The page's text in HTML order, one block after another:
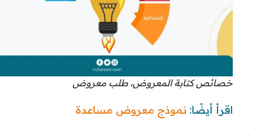
خصائص كتابة المعروض، طلب معروض
اقرأ أيضًا: نموذج معروض مساعدة